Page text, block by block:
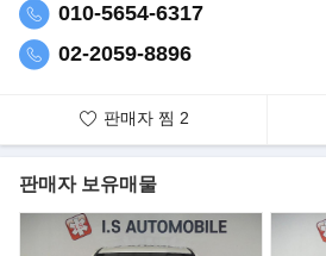
100% 실매물만을 취급하는 주식회사 아
㈜아이에스 오토모빌은 모든 상품용 차량
시운전, 경정비, 전수검사를 통하여 광고,
서울 서초 오토갤러리(수입차전시장), 서
산차전시장), 경기 수원 SK V1(수입,국산
리스,할부 등 금융상품을 고객님의 눈높
도움 드리고 있습니다.
010-5654-6317
02-2059-8896
판매자 찜 2
판매자 보유매물